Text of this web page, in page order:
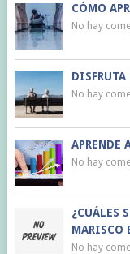
CÓMO
No hay
DISFRUTA
No hay
APRENDE
No hay
¿CUÁLES
MARISCO
No hay